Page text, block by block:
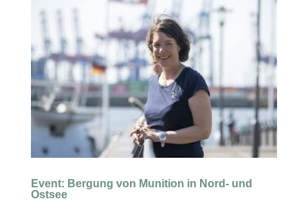
Event: Bergung von Munition in Nord- und
Ostsee